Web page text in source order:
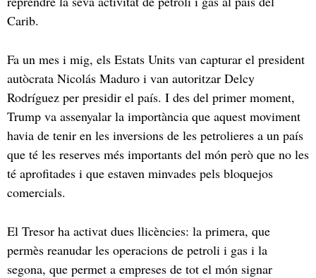
Carib.
Fa un mes i mig, els Estats Units van capturar el president
autòcrata Nicolás Maduro i van autoritzar Delcy
Rodríguez per presidir el país. I des del primer moment,
Trump va assenyalar la importància que aquest moviment
havia de tenir en les inversions de les petrolieres a un país
que té les reserves més importants del món però que no les
té aprofitades i que estaven minvades pels bloquejos
comercials.
El Tresor ha activat dues llicències: la primera, que
permès reanudar les operacions de petroli i gas i la
segona, que permet a empreses de tot el món signar